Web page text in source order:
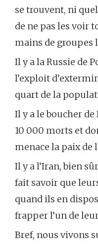
se trouvent, ni
de ne pas les voir
mains de groupes
Il y a la Russie de
l’exploit
quart de la
Il y a le boucher de
10 000 morts et
menace la paix de
Il y a l’Iran, bien
fait savoir que
quand ils en
frapper l’un de
Bref, nous vivons